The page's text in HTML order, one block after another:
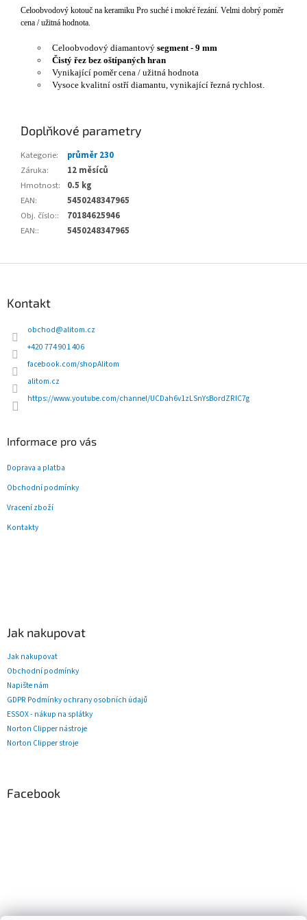
Celoobvodový kotouč na keramiku Pro suché i mokré řezání. Velmi dobrý poměr
cena / užitná hodnota.
Celoobvodový diamantový segment - 9 mm
Čistý řez bez oštípaných hran
Vynikající poměr cena / užitná hodnota
Vysoce kvalitní ostří diamantu, vynikající řezná rychlost.
Doplňkové parametry
Kategorie:
průměr 230
Záruka:
12 měsíců
Hmotnost:
0.5 kg
EAN:
5450248347965
Obj. číslo::
70184625946
EAN:: 5450248347965
Kontakt
obchod@alitom.cz
+420 774 901 406
facebook.com/shopAlitom
alitom.cz
https://www.youtube.com/channel/UCDah6v1zLSnYsBordZRlC7g
Informace pro vás
Doprava a platba
Obchodní podmínky
Vracení zboží
Kontakty
Jak nakupovat
Jak nakupovat
Obchodní podmínky
Napište nám
GDPR Podmínky ochrany osobních údajů
ESSOX - nákup na splátky
Norton Clipper nástroje
Norton Clipper stroje
Facebook